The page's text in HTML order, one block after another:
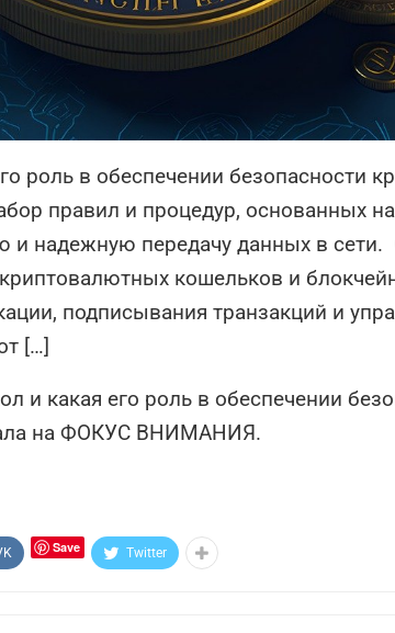
роль в обеспечении безопасности
правил и процедур, основанных
и надежную передачу данных в
кошельков и
подписывания транзакций и
[…]
и какая его роль в обеспечении
на ФОКУС ВНИМАНИЯ.
Save Twitter